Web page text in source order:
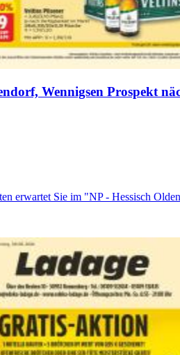
Wennigsen Prospekt
erwartet Sie im "NP - Hessisch